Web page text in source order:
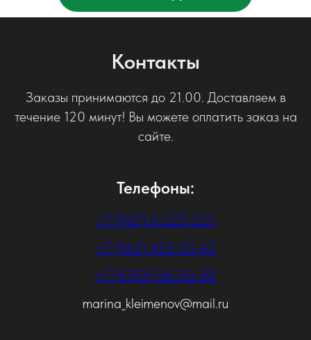
Контакты
Заказы принимаются до 21.00. Доставляем в
течение 120 минут! Вы можете оплатить заказ на
сайте.
Телефоны:
+7 (962) 0-225-225
+7 (962) 425-33-43
+7 (8793) 98-93-80
marina_kleimenov@mail.ru